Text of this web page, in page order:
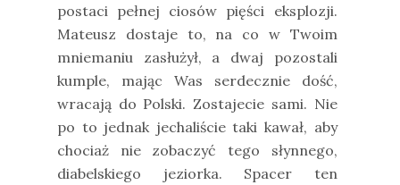
postaci pełnej ciosów pięści eksplozji.
Mateusz dostaje to, na co w Twoim
mniemaniu zasłużył, a dwaj pozostali
kumple, mając Was serdecznie dość,
wracają do Polski. Zostajecie sami. Nie
po to jednak jechaliście taki kawał, aby
chociaż nie zobaczyć tego słynnego,
diabelskiego jeziorka. Spacer ten